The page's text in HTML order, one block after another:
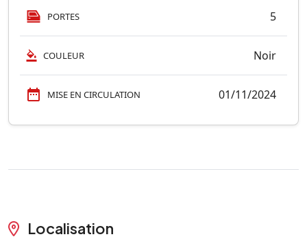
PORTES 5
COULEUR Noir
MISE EN CIRCULATION 01/11/2024
Localisation